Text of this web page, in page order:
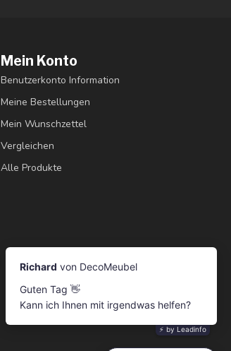
Mein Konto
Benutzerkonto Information
Meine Bestellungen
Mein Wunschzettel
Vergleichen
Alle Produkte